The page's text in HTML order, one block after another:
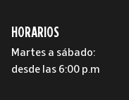
HORARIOS
Martes a sábado:
desde las 6:00 p.m